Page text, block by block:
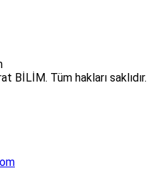
BİLİM. Tüm hakları saklıdır.